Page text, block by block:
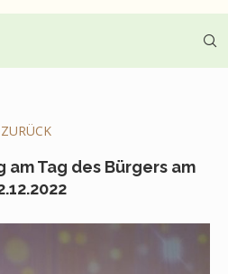
ZURÜCK
Tag des Bürgers am